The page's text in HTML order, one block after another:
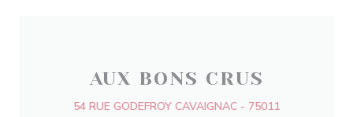
AUX BONS CRUS
54 RUE GODEFROY CAVAIGNAC - 75011